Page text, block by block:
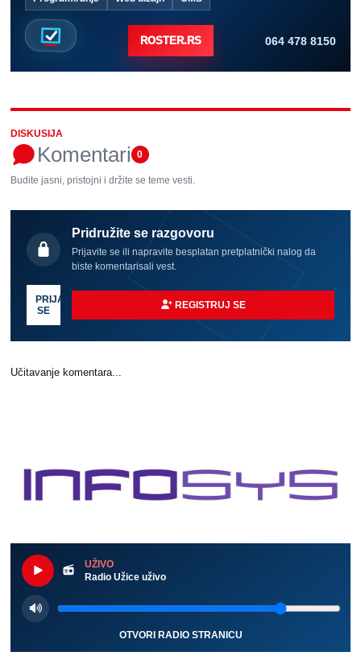
ROSTER.RS 064 478 8150
DISKUSIJA
Komentari 0
Budite jasni, pristojni i držite se teme vesti.
Pridružite se razgovoru
Prijavite se ili napravite besplatan pretplatnički nalog da
biste komentarisali vest.
PRIJAVI
SE
REGISTRUJ SE
Učitavanje komentara...
UŽIVO
Radio Užice uživo
OTVORI RADIO STRANICU